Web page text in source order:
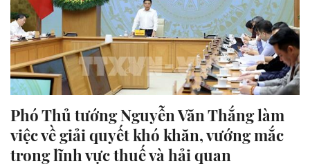
Phó Thủ tướng Nguyễn Văn Thắng làm
việc về giải quyết khó khăn, vướng mắc
trong lĩnh vực thuế và hải quan